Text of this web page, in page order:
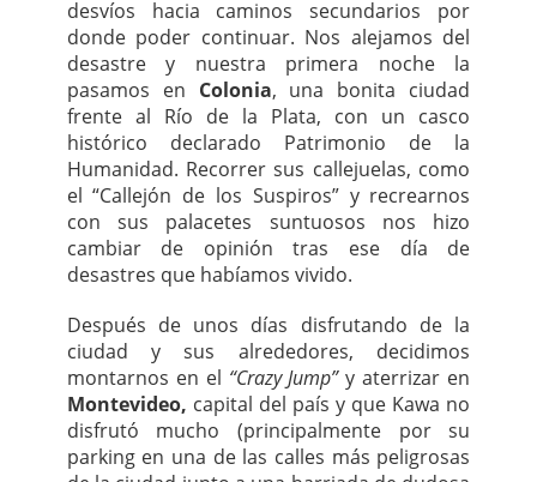
desvíos hacia caminos secundarios por
donde poder continuar. Nos alejamos del
desastre y nuestra primera noche la
pasamos en Colonia, una bonita ciudad
frente al Río de la Plata, con un casco
histórico declarado Patrimonio de la
Humanidad. Recorrer sus callejuelas, como
el “Callejón de los Suspiros” y recrearnos
con sus palacetes suntuosos nos hizo
cambiar de opinión tras ese día de
desastres que habíamos vivido.
Después de unos días disfrutando de la
ciudad y sus alrededores, decidimos
montarnos en el “Crazy Jump”y aterrizar en
Montevideo, capital del país y que Kawa no
disfrutó mucho (principalmente por su
parking en una de las calles más peligrosas